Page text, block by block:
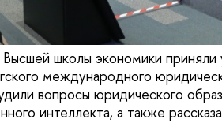
школы экономики приняли
международного
вопросы юридического
интеллекта, а также